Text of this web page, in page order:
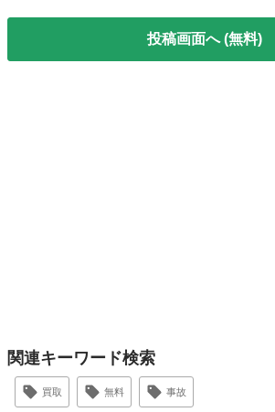
投稿画面へ (無料)
関連キーワード検索
買取 無料 事故